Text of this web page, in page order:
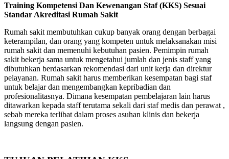
Training Kompetensi Dan Kewenangan Staf (KKS) Sesuai
Standar Akreditasi Rumah Sakit
Rumah sakit membutuhkan cukup banyak orang dengan berbagai
keterampilan, dan orang yang kompeten untuk melaksanakan misi
rumah sakit dan memenuhi kebutuhan pasien. Pemimpin rumah
sakit bekerja sama untuk mengetahui jumlah dan jenis staff yang
dibutuhkan berdasarkan rekomendasi dari unit kerja dan direktur
pelayanan. Rumah sakit harus memberikan kesempatan bagi staf
untuk belajar dan mengembangkan kepribadian dan
profesionalitasnya. Dimana kesempatan pembelajaran lain harus
ditawarkan kepada staff terutama sekali dari staf medis dan perawat ,
sebab mereka terlibat dalam proses asuhan klinis dan bekerja
langsung dengan pasien.